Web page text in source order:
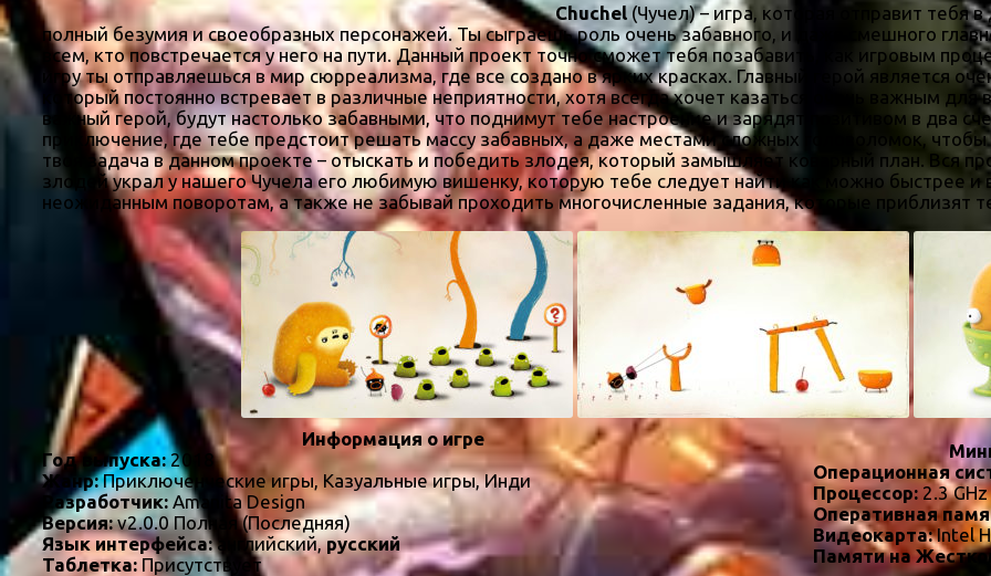
Chuchel (Чучел) – игра, которая отправит тебя
полный безумия и своеобразных персонажей. Ты сыграешь роль очень забавного, и даже смешного
всем, кто повстречается у него на пути. Данный проект точно сможет тебя позабавить, как игровым
игру ты отправляешься в мир сюрреализма, где все создано в ярких красках. Главный герой является
который постоянно встревает в различные неприятности, хотя всегда хочет казаться очень важным
важный герой, будут настолько забавными, что поднимут тебе настроение и зарядят позитивом в два
приключение, где тебе предстоит решать массу забавных, а даже местами сложных головоломок, чтобы
твоя задача в данном проекте – отыскать и победить злодея, который замышляет коварный план. Вся
злодей украл у нашего Чучела его любимую вишенку, которую тебе следует найти как можно быстрее и
неожиданным поворотам, а также не забывай проходить многочисленные задания, которые приблизят
Информация о игре
Год выпуска:2018
Жанр:Приключенческие игры, Казуальные игры, Инди
Разработчик: Amanita Design
Версия:v2.0.0 Полная (Последняя)
Язык интерфейса:английский,русский
Таблетка: Присутствует
Операционная
Процессор: 2.3
Оперативная
Видеокарта:Intel
Памяти на